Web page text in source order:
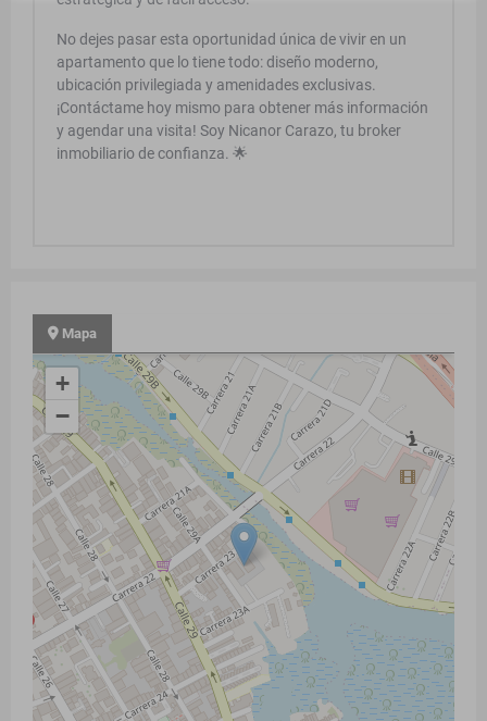
No dejes pasar esta oportunidad única de vivir en un
apartamento que lo tiene todo: diseño moderno,
ubicación privilegiada y amenidades exclusivas.
¡Contáctame hoy mismo para obtener más información
y agendar una visita! Soy Nicanor Carazo, tu broker
inmobiliario de confianza. 🌟
Mapa
+
−